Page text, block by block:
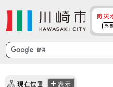
防災
外
現在位置 表示